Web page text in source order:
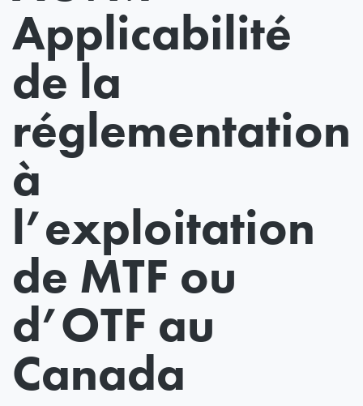
Applicabilité
de la
réglementation
à
l’exploitation
de MTF ou
d’OTF au
Canada